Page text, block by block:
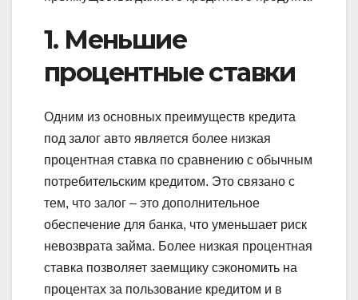
1. Меньшие
процентные ставки
Одним из основных преимуществ кредита
под залог авто является более низкая
процентная ставка по сравнению с обычным
потребительским кредитом. Это связано с
тем, что залог – это дополнительное
обеспечение для банка, что уменьшает риск
невозврата займа. Более низкая процентная
ставка позволяет заемщику сэкономить на
процентах за пользование кредитом и в